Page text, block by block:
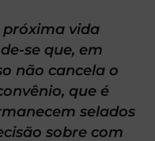
próxima vida
se que, em
não cancela o
que é
selados
sobre com